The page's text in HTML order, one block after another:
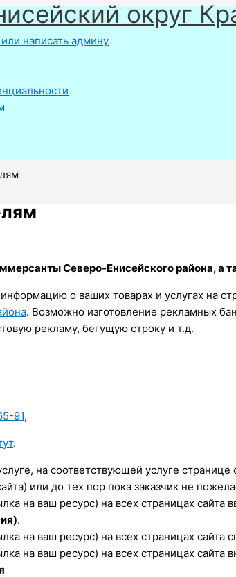
округ
написать админу
Северо-Енисейского района, а
о ваших товарах и услугах на
. Возможно изготовление рекламных
рекламу, бегущую строку и т.д.
91,
.
на соответствующей услуге странице
или до тех пор пока заказчик не
на ваш ресурс) на всех страницах сайта
.
на ваш ресурс) на всех страницах сайта
на ваш ресурс) на всех страницах сайта